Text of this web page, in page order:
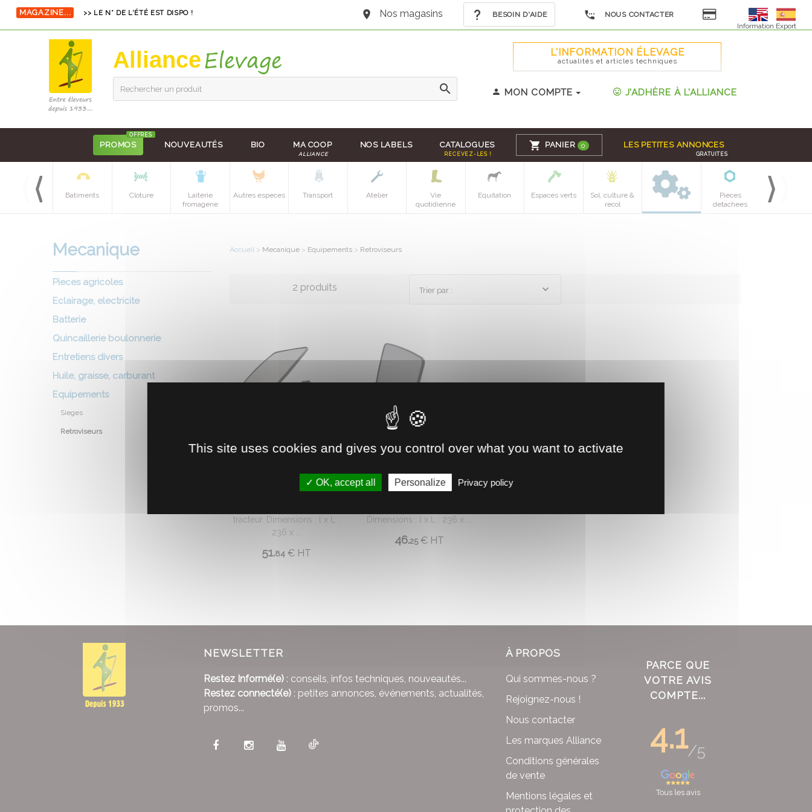
MAGAZINE... >> LE N° DE L'ÉTÉ EST DISPO ! Nos magasins BESOIN D'AIDE
NOUS CONTACTER
Information Export
Alliance
Rechercher un produit
L'INFORMATION ÉLEVAGE
actualités et articles techniques
MON COMPTE J'ADHÈRE À L'ALLIANCE
PROMOS
OFFRES
NOUVEAUTÉS BIO MA COOP
ALLIANCE
NOS LABELS CATALOGUES
RECEVEZ-LES !
PANIER 0 LES PETITES ANNONCES
GRATUITES
Equipements
Batiments Cloture
Laiterie
fromagerie
Autres especes Transport Atelier
Vie
quotidienne
Equitation Espaces verts
Sol, culture &
recol
Pieces
detachees
Accueil > Mecanique > Equipements > Retroviseurs
2 produits Trier par :
RETROVISEUR AVEC BRAS
GAUCHE
tracteur. Dimensions : l x L :
236 x ...
51.84 € HT
RETROVISEUR AVEC BRAS
DROIT
Dimensions : l x L : 236 x ...
46.25 €HT
Mecanique
Pieces agricoles
Eclairage, electricite
Batterie
Quincaillerie boulonnerie
Entretiens divers
Huile, graisse, carburant
Equipements
Sieges
Retroviseurs
À PROPOS
Qui sommes-nous ?
Rejoignez-nous !
Nous contacter
Les marques Alliance
Conditions générales
de vente
Mentions légales et
PARCE QUE
VOTRE AVIS
COMPTE...
4.1/5
Tous les avis
NEWSLETTER
Restez Informé(e) : conseils, infos techniques, nouveautés...
Restez connecté(e) : petites annonces, événements, actualités,
promos...
This site uses cookies and gives you control over what you want to activate
OK, accept all Personalize Privacy policy